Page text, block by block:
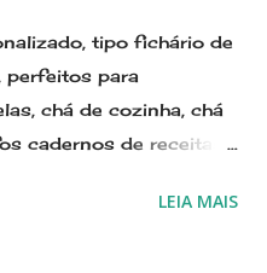
tipo fichário de
perfeitos para
chá de cozinha, chá
cadernos de receitas
perfeitos para
LEIA MAIS